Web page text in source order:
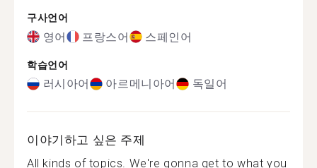
구사언어
영어 프랑스어 스페인어
학습언어
러시아어 아르메니아어 독일어
이야기하고 싶은 주제
All kinds of topics. We're gonna get to what you